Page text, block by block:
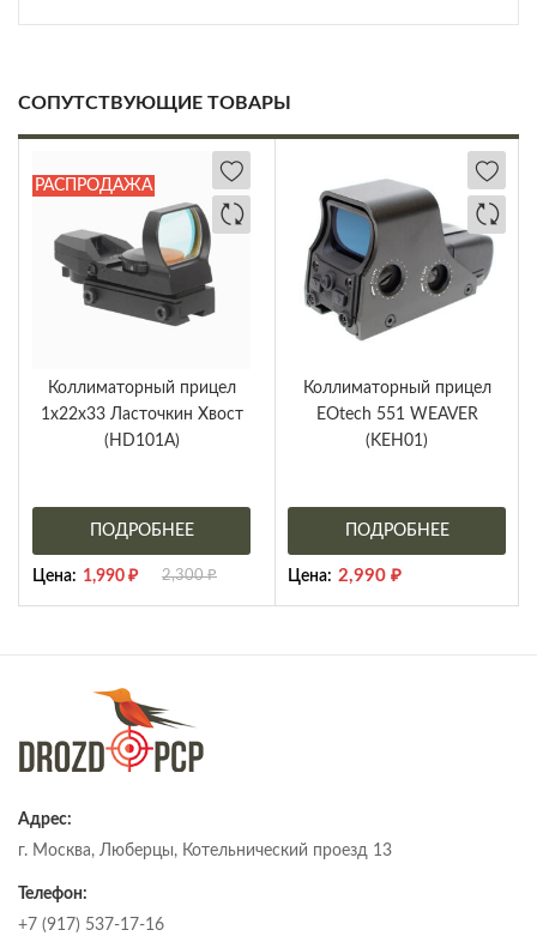
СОПУТСТВУЮЩИЕ ТОВАРЫ
РАСПРОДАЖА
Коллиматорный прицел
1х22х33 Ласточкин Хвост
(HD101A)
ПОДРОБНЕЕ
Цена: 1,990 ₽ 2,300₽
Коллиматорный прицел
EOtech 551 WEAVER
(KEH01)
ПОДРОБНЕЕ
Цена: 2,990 ₽
Адрес:
г. Москва, Люберцы, Котельнический проезд 13
Телефон:
+7 (917) 537-17-16